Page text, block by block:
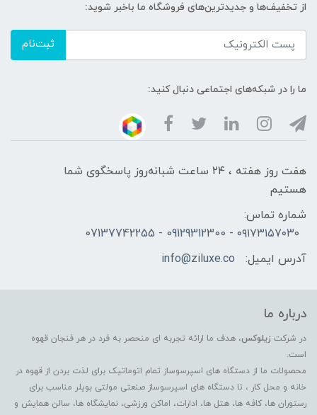
از تخفیف‌ها و جدیدترین‌های فروشگاه ما باخبر شوید:
ثبت‌نام
ما را در شبکه‌های اجتماعی دنبال کنید:
هفت روز هفته ، ۲۴ ساعت شبانه‌روز پاسخگوی شما
هستیم
شماره تماس:
۰۹۱۷۳۱۵۷۰۳۰ - 09129312300 - 07137742255
آدرس ایمیل:
info@ziluxe.co
درباره ما
در شرکت زیلوکس، هدف ما ارائه تجربه ای منحصر به فرد در هر فنجان قهوه
است.
محصولات ما از دستگاه های اسپرسوساز تمام اتوماتیک برای لذت بردن از قهوه در
خانه و محل کار ، تا دستگاه های اسپرسوساز صنعتی مولتی بویلر مناسب برای
رستوران ها، کافه ها، هتل ها، ادارات، اماکن ورزشی، نمایشگاه ها، سالن همایش و